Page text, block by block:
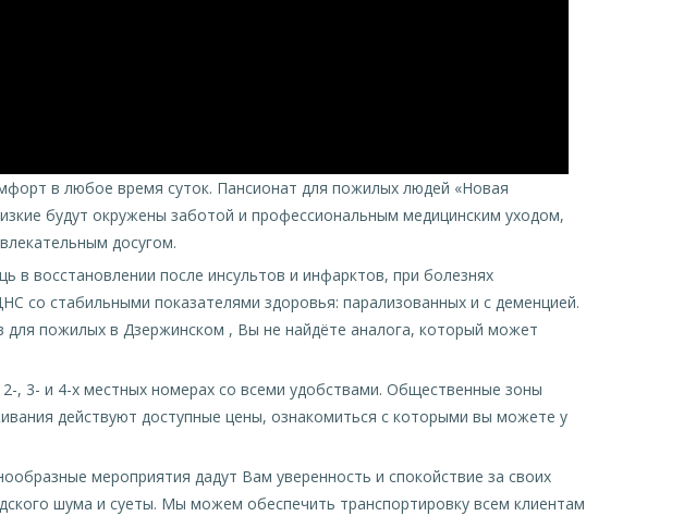
в любое время суток. Пансионат для пожилых людей «Новая
будут окружены заботой и профессиональным медицинским уходом,
досугом.
восстановлении после инсультов и инфарктов, при болезнях
стабильными показателями здоровья: парализованных и с деменцией.
пожилых в Дзержинском , Вы не найдёте аналога, который может
3- и 4-х местных номерах со всеми удобствами. Общественные зоны
действуют доступные цены, ознакомиться с которыми вы можете у
мероприятия дадут Вам уверенность и спокойствие за своих
шума и суеты. Мы можем обеспечить транспортировку всем клиентам